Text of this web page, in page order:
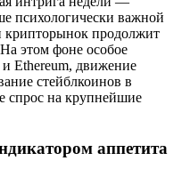
психологически важной
крипторынок продолжит
этом фоне особое
Ethereum, движение
стейблкоинов в
спрос на крупнейшие
аппетита